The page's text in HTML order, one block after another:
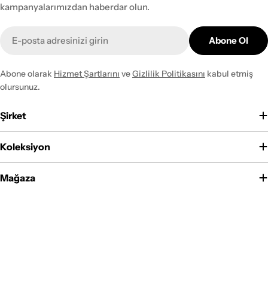
kampanyalarımızdan haberdar olun.
posta
Abone Ol
Abone olarak Hizmet Şartlarını veGizlilik Politikasını kabul etmiş
olursunuz.
Şirket
Koleksiyon
Mağaza